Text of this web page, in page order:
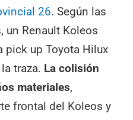
26. Según las
un Renault Koleos
pick up Toyota Hilux
traza. La colisión
materiales,
frontal del Koleos y